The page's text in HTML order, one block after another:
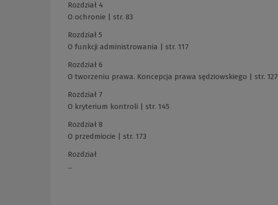
Rozdział 4
O ochronie | str. 83
Rozdział 5
O funkcji administrowania | str. 117
Rozdział 6
O tworzeniu prawa. Koncepcja prawa sędziowskiego | str. 127
Rozdział 7
O kryterium kontroli | str. 145
Rozdział 8
O przedmiocie | str. 173
Rozdział
...